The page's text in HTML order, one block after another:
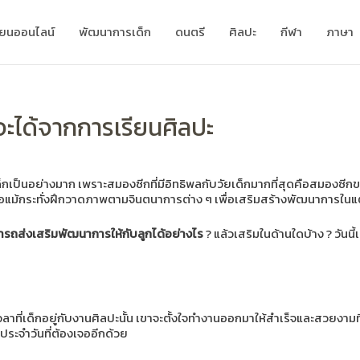
นออนไลน์ พัฒนาการเด็ก ดนตรี ศิลปะ กีฬา ภาษา
ด้จากการเรียนศิลปะ
ป็นอย่างมาก เพราะสมองซีกที่มีอิทธิพลกับวัยเด็กมากที่สุดคือสมองซีก
แม้กระทั่งฝึกวาดภาพตามจินตนาการต่าง ๆ เพื่อเสริมสร้างพัฒนาการใน
รถส่งเสริมพัฒนาการให้กับลูกได้อย่างไร? แล้วเสริมในด้านใดบ้าง ? วัน
าที่เด็กอยู่กับงานศิลปะนั้น เขาจะตั้งใจทำงานออกมาให้สำเร็จและสวย
ะจำวันที่ต้องเจออีกด้วย